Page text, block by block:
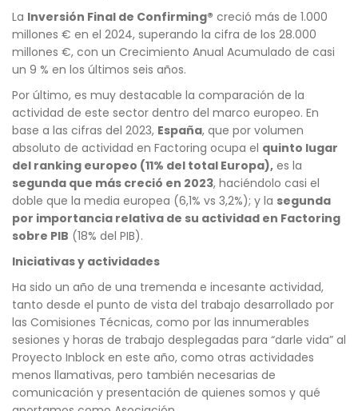
La Inversión Final de Confirming® creció más de 1.000
millones € en el 2024, superando la cifra de los 28.000
millones €, con un Crecimiento Anual Acumulado de casi
un 9 % en los últimos seis años.
Por último, es muy destacable la comparación de la
actividad de este sector dentro del marco europeo. En
base a las cifras del 2023, España, que por volumen
absoluto de actividad en Factoring ocupa el quinto lugar
del ranking europeo (11% del total Europa), es la
segunda que más creció en 2023, haciéndolo casi el
doble que la media europea (6,1% vs 3,2%); y la segunda
por importancia relativa de su actividad en Factoring
sobre PIB (18% del PIB).
Iniciativas y actividades
Ha sido un año de una tremenda e incesante actividad,
tanto desde el punto de vista del trabajo desarrollado por
las Comisiones Técnicas, como por las innumerables
sesiones y horas de trabajo desplegadas para “darle vida” al
Proyecto Inblock en este año, como otras actividades
menos llamativas, pero también necesarias de
comunicación y presentación de quienes somos y qué